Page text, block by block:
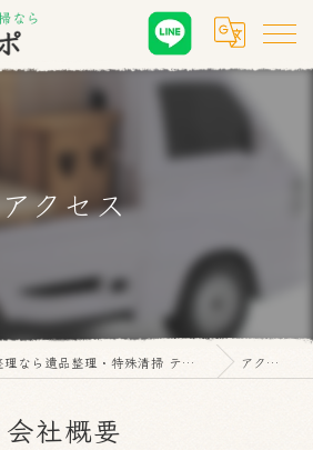
アクセス
福岡県田川市の遺品整理なら遺品整理・特殊清掃 テラサポ アクセス
会社概要